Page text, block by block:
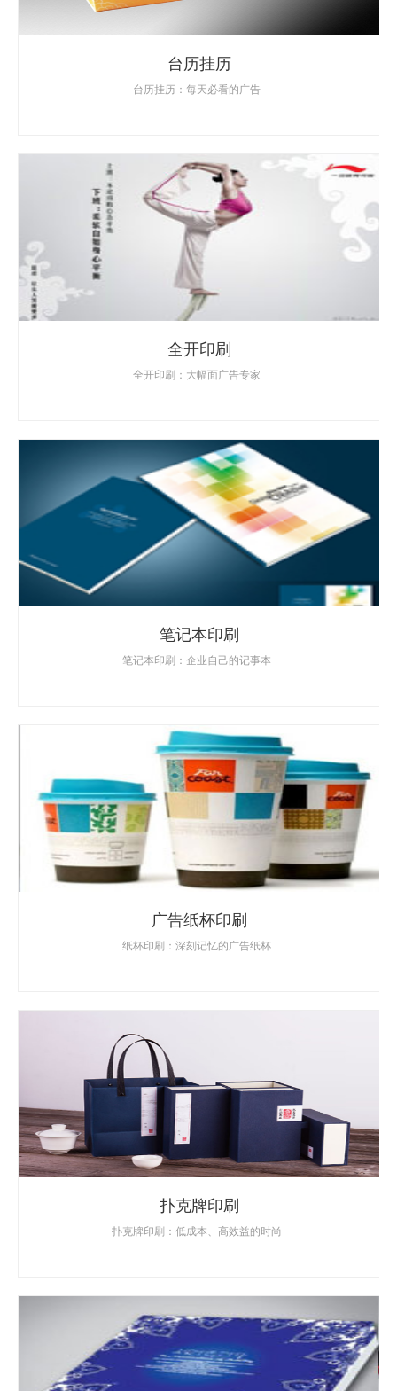
台历挂历
台历挂历：每天必看的广告
全开印刷
全开印刷：大幅面广告专家
笔记本印刷
笔记本印刷：企业自己的记事本
广告纸杯印刷
纸杯印刷：深刻记忆的广告纸杯
扑克牌印刷
扑克牌印刷：低成本、高效益的时尚